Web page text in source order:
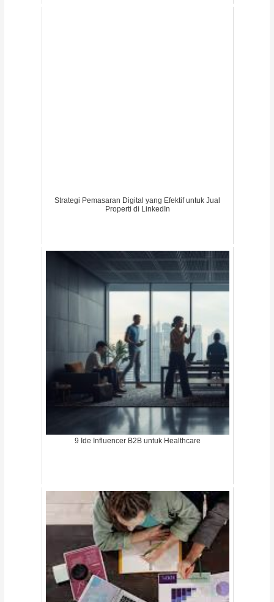
Strategi Pemasaran Digital yang Efektif untuk Jual
Properti di LinkedIn
9 Ide Influencer B2B untuk Healthcare